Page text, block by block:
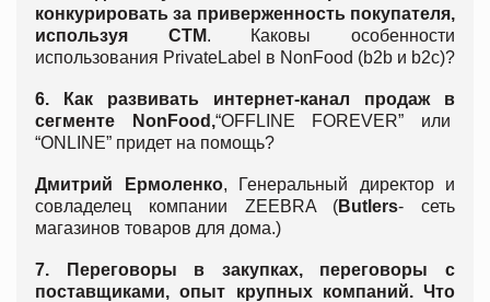
конкурировать за приверженность покупателя,
используя СТМ. Каковы особенности
использования PrivateLabel в NonFood (b2b и b2c)?
6. Как развивать интернет-канал продаж в
сегменте
NonFood ,“OFFLINE FOREVER” или
“ONLINE” придет на помощь?
Дмитрий Ермоленко, Генеральный директор и
совладелец компании ZEEBRA (Butlers- сеть
магазинов товаров для дома.)
7. Переговоры в закупках, переговоры с
поставщиками, опыт крупных компаний. Что